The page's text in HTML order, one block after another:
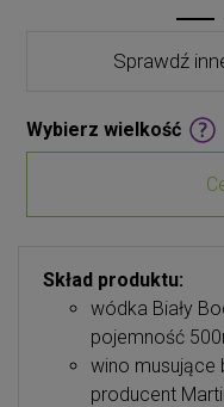
Sprawdź
Wybierz wielkość
Skład produktu:
wódka Biały
pojemność
wino musujące
producent